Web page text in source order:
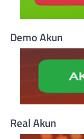
Demo Akun
Real Akun